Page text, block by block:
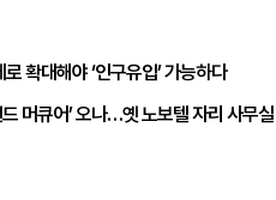
확대해야 ‘인구유입’ 가능하다
머큐어’ 오나…옛 노보텔 자리 사무